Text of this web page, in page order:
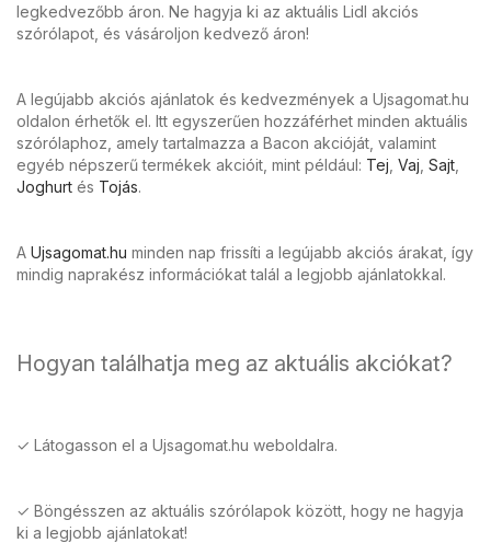
legkedvezőbb áron. Ne hagyja ki az aktuális Lidl akciós
szórólapot, és vásároljon kedvező áron!
A legújabb akciós ajánlatok és kedvezmények a Ujsagomat.hu
oldalon érhetők el. Itt egyszerűen hozzáférhet minden aktuális
szórólaphoz, amely tartalmazza a Bacon akcióját, valamint
egyéb népszerű termékek akcióit, mint például: Tej Vaj Sajt
Joghurt és Tojás.
A Ujsagomat.hu minden nap frissíti a legújabb akciós árakat, így
mindig naprakész információkat talál a legjobb ajánlatokkal.
Hogyan találhatja meg az aktuális akciókat?
✓ Látogasson el a Ujsagomat.hu weboldalra.
✓ Böngésszen az aktuális szórólapok között, hogy ne hagyja
ki a legjobb ajánlatokat!